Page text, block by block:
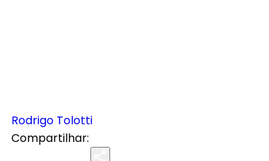
Rodrigo Tolotti
Compartilhar: